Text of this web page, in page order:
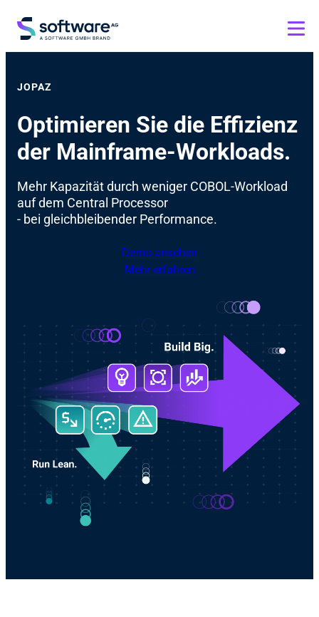
JOPAZ
Optimieren Sie die Effizienz
der Mainframe-Workloads.
Mehr Kapazität durch weniger COBOL-Workload
auf dem Central Processor
- bei gleichbleibender Performance.
Demo ansehen
Mehr erfahren